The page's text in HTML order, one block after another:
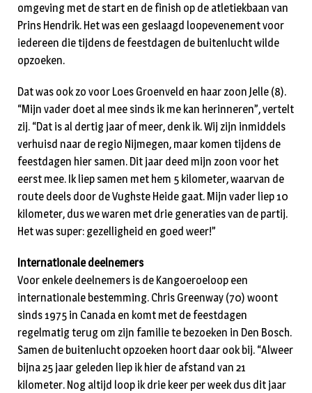
omgeving met de start en de finish op de atletiekbaan van
Prins Hendrik. Het was een geslaagd loopevenement voor
iedereen die tijdens de feestdagen de buitenlucht wilde
opzoeken.
Dat was ook zo voor Loes Groenveld en haar zoon Jelle (8).
“Mijn vader doet al mee sinds ik me kan herinneren”, vertelt
zij. “Dat is al dertig jaar of meer, denk ik. Wij zijn inmiddels
verhuisd naar de regio Nijmegen, maar komen tijdens de
feestdagen hier samen. Dit jaar deed mijn zoon voor het
eerst mee. Ik liep samen met hem 5 kilometer, waarvan de
route deels door de Vughste Heide gaat. Mijn vader liep 10
kilometer, dus we waren met drie generaties van de partij.
Het was super: gezelligheid en goed weer!”
Internationale deelnemers
Voor enkele deelnemers is de Kangoeroeloop een
internationale bestemming. Chris Greenway (70) woont
sinds 1975 in Canada en komt met de feestdagen
regelmatig terug om zijn familie te bezoeken in Den Bosch.
Samen de buitenlucht opzoeken hoort daar ook bij. “Alweer
bijna 25 jaar geleden liep ik hier de afstand van 21
kilometer. Nog altijd loop ik drie keer per week dus dit jaar